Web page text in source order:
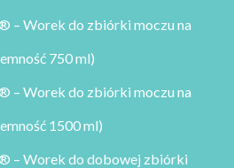
– Worek do zbiórki moczu na
750 ml)
– Worek do zbiórki moczu na
1500 ml)
– Worek do dobowej zbiórki